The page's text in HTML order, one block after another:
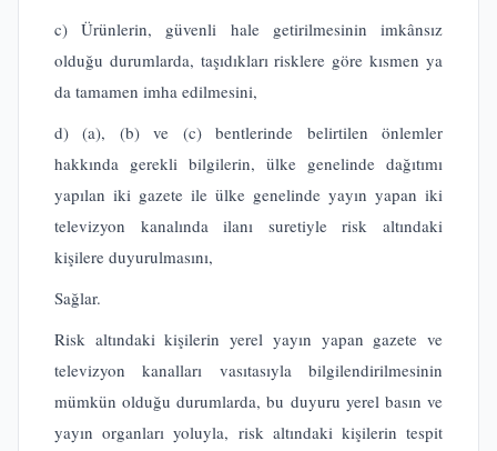
c) Ürünlerin, güvenli hale getirilmesinin imkânsız
olduğu durumlarda, taşıdıkları risklere göre kısmen ya
da tamamen imha edilmesini,
d) (a), (b) ve (c) bentlerinde belirtilen önlemler
hakkında gerekli bilgilerin, ülke genelinde dağıtımı
yapılan iki gazete ile ülke genelinde yayın yapan iki
televizyon kanalında ilanı suretiyle risk altındaki
kişilere duyurulmasını,
Sağlar.
Risk altındaki kişilerin yerel yayın yapan gazete ve
televizyon kanalları vasıtasıyla bilgilendirilmesinin
mümkün olduğu durumlarda, bu duyuru yerel basın ve
yayın organları yoluyla, risk altındaki kişilerin tespit